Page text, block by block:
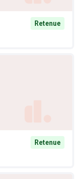
Retenue
Retenue